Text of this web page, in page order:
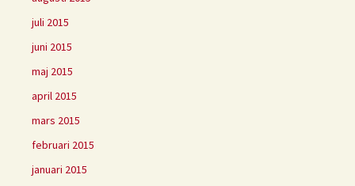
juli 2015
juni 2015
maj 2015
april 2015
mars 2015
februari 2015
januari 2015